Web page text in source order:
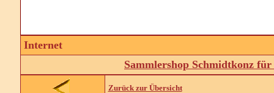
Internet
Sammlershop Schmidtkonz
Zurück zur Übersicht